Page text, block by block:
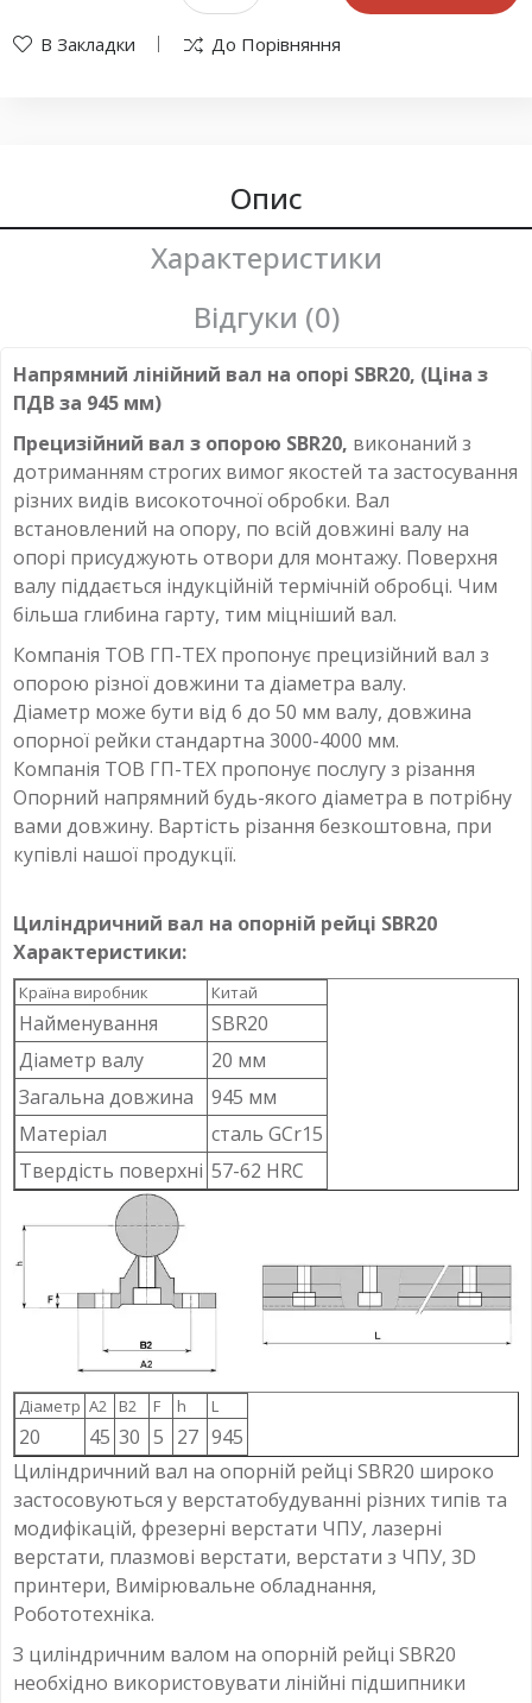
В Закладки До Порівняння
Опис
Характеристики
Відгуки (0)
Напрямний лінійний вал на опорі SBR20, (Ціна з
ПДВ за 945 мм)
Прецизійний вал з опорою SBR20, виконаний з
дотриманням строгих вимог якостей та застосування
різних видів високоточної обробки. Вал
встановлений на опору, по всій довжині валу на
опорі присуджують отвори для монтажу. Поверхня
валу піддається індукційній термічній обробці. Чим
більша глибина гарту, тим міцніший вал.
Компанія ТОВ ГП-ТЕХ пропонує прецизійний вал з
опорою різної довжини та діаметра валу.
Діаметр може бути від 6 до 50 мм валу, довжина
опорної рейки стандартна 3000-4000 мм.
Компанія ТОВ ГП-ТЕХ пропонує послугу з різання
Опорний напрямний будь-якого діаметра в потрібну
вами довжину. Вартість різання безкоштовна, при
купівлі нашої продукції.
Циліндричний вал на опорній рейці SBR20
Характеристики:
Країна виробник Китай
Найменування
SBR20
Діаметр валу
20 мм
Загальна довжина
945 мм
Матеріал
сталь GCr15
Твердість поверхні 57-62 HRC
Діаметр A2 B2 F h L
20 45 30 5 27 945
Циліндричний вал на опорній рейці SBR20 широко
застосовуються у верстатобудуванні різних типів та
модифікацій, фрезерні верстати ЧПУ, лазерні
верстати, плазмові верстати, верстати з ЧПУ, 3D
принтери, Вимірювальне обладнання,
Робототехніка.
З циліндричним валом на опорній рейці SBR20
необхідно використовувати лінійні підшипники